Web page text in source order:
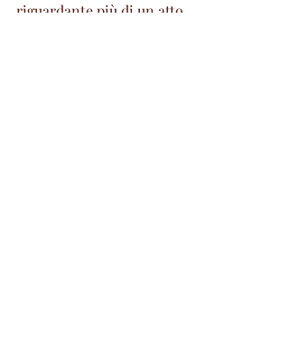
riguardante più di un atto.